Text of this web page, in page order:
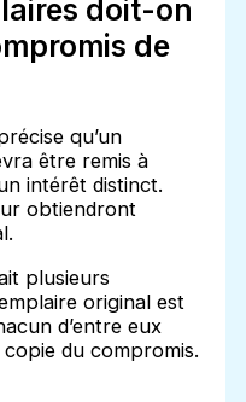
doit-on
de
qu’un
être remis à
intérêt distinct.
obtiendront
plusieurs
original est
d’entre eux
du compromis.